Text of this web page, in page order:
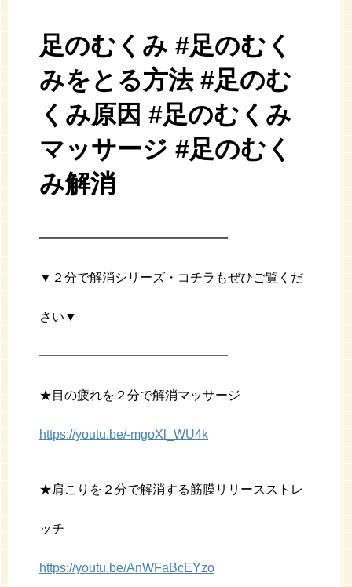
足のむくみ #足のむく
みをとる方法 #足のむ
くみ原因 #足のむくみ
マッサージ #足のむく
み解消
━━━━━━━━━━━━━━━
▼２分で解消シリーズ・コチラもぜひご覧くだ
さい▼
━━━━━━━━━━━━━━━
★目の疲れを２分で解消マッサージ
https://youtu.be/-mgoXl_WU4k
★肩こりを２分で解消する筋膜リリースストレ
ッチ
https://youtu.be/AnWFaBcEYzo